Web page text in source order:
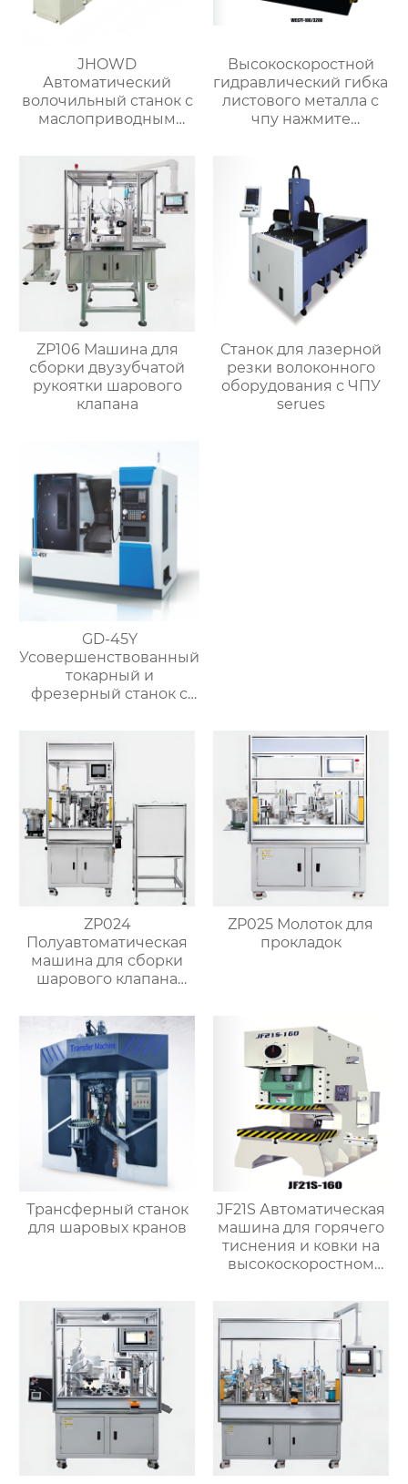
JHOWD
Автоматический
волочильный станок с
маслоприводным
Высокоскоростной
гидравлический гибка
листового металла с
чпу нажмите
ZP106 Машина для
сборки двузубчатой
рукоятки шарового
клапана
Станок для лазерной
резки волоконного
оборудования с ЧПУ
serues
GD-45Y
Усовершенствованный
токарный и
фрезерный станок с
клапанов
ZP024
Полуавтоматическая
машина для сборки
шарового клапана
кольцом)
ZP025 Молоток для
прокладок
Трансферный станок
для шаровых кранов
JF21S Автоматическая
машина для горячего
тиснения и ковки на
высокоскоростном